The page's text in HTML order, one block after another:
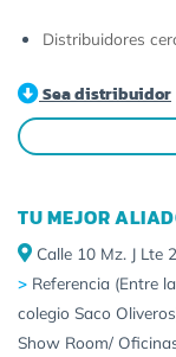
Distribuidores
Sea distribuidor
TU MEJOR
Calle 10 Mz. J Lte
> Referencia (Entre
colegio Saco
Show Room/